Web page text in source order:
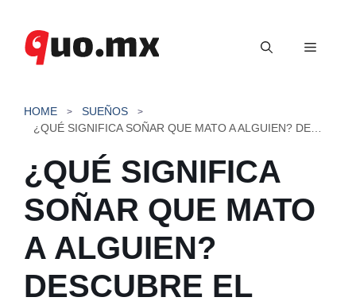
contenido
Menú
HOME
SUEÑOS
¿QUÉ SIGNIFICA
SOÑAR QUE MATO
A ALGUIEN?
DESCUBRE EL